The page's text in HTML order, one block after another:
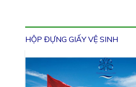
HỘP ĐỰNG GIẤY VỆ SINH